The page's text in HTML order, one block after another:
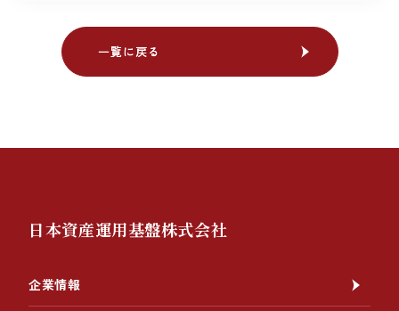
一覧に戻る
一覧に戻る
日本資産運用基盤株式会社
企業情報